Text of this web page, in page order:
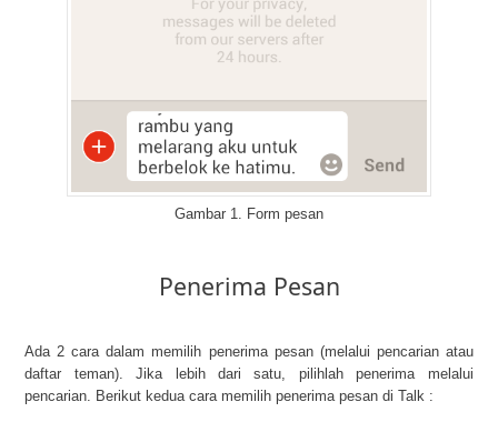
Gambar 1. Form pesan
Penerima Pesan
Ada 2 cara dalam memilih penerima pesan (melalui pencarian atau
daftar teman). Jika lebih dari satu, pilihlah penerima melalui
pencarian. Berikut kedua cara memilih penerima pesan di Talk :